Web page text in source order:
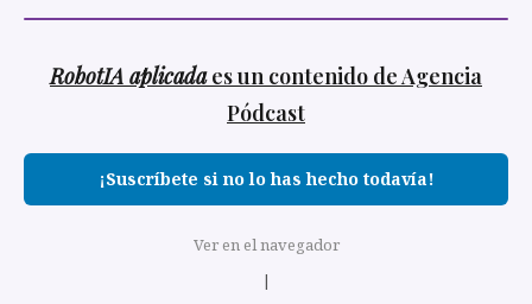
RobotIA aplicadaes un contenido de Agencia
Pódcast
¡Suscríbete si no lo has hecho todavía!
Ver en el navegador
|